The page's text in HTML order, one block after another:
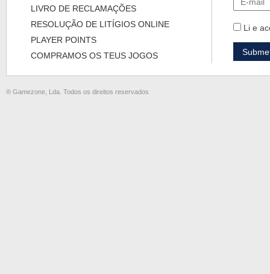
LIVRO DE RECLAMAÇÕES
RESOLUÇÃO DE LITÍGIOS ONLINE
PLAYER POINTS
COMPRAMOS OS TEUS JOGOS
Li e
® Gamezone, Lda. Todos os direitos reservados